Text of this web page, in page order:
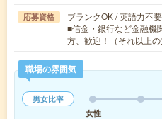
応募資格
ブランクOK / 英語力不要
■信金・銀行など金融機
方、歓迎！（それ以上
職場の雰囲気
男女比率
女性